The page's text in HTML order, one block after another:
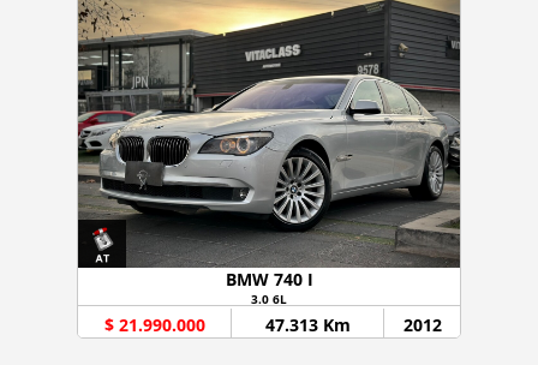
BMW 740 I
3.0 6L
$ 21.990.000 47.313 Km 2012